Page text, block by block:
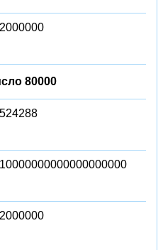
2000000
80000
524288
10000000000000000000
2000000